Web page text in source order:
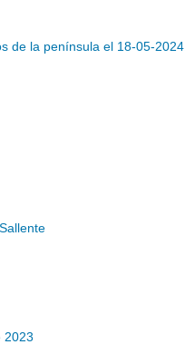
de la península el 18-05-2024.
2023